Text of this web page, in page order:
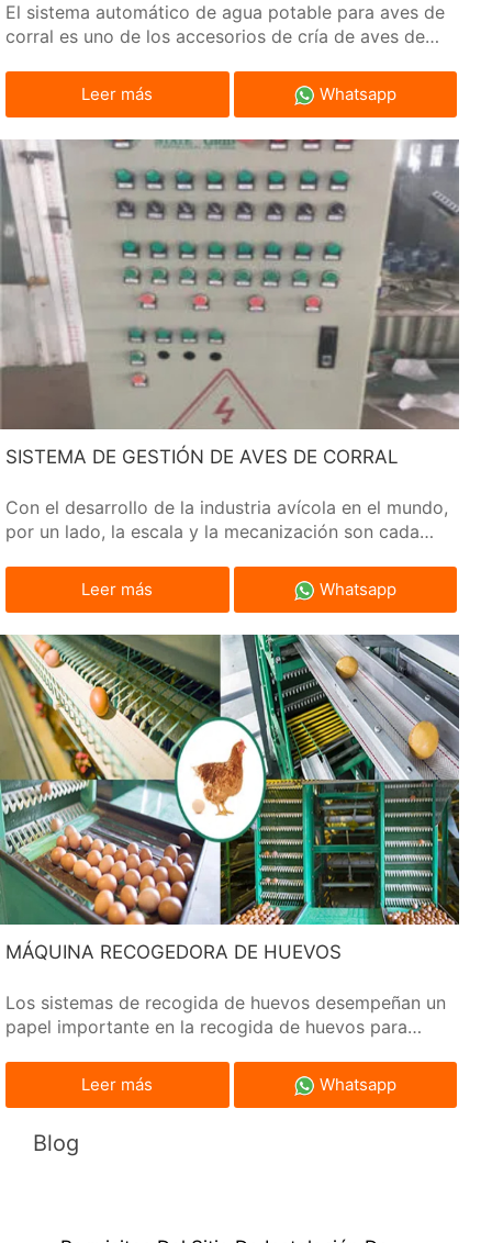
El sistema automático de agua potable para aves de
corral es uno de los accesorios de cría de aves de
de aves de corral.
Leer más Whatsapp
SISTEMA DE GESTIÓN DE AVES DE CORRAL
Con el desarrollo de la industria avícola en el mundo,
por un lado, la escala y la mecanización son cada
aumentan.Leer más Whatsapp
MÁQUINA RECOGEDORA DE HUEVOS
Los sistemas de recogida de huevos desempeñan un
papel importante en la recogida de huevos para
Leer más Whatsapp
Blog